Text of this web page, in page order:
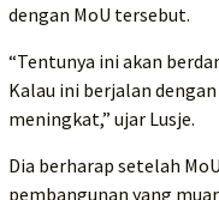
dengan MoU tersebut.
“Tentunya ini akan
Kalau ini berjalan
meningkat,” ujar Lusje.
Dia berharap setelah
pembangunan yang